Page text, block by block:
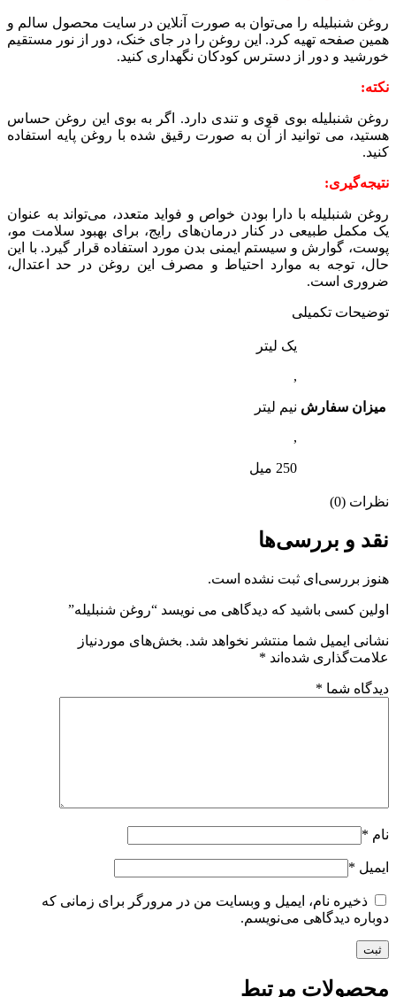
روغن شنبلیله را می‌توان به صورت آنلاین در سایت محصول سالم و
همین صفحه تهیه کرد. این روغن را در جای خنک، دور از نور مستقیم
خورشید و دور از دسترس کودکان نگهداری کنید.
نکته:
روغن شنبلیله بوی قوی و تندی دارد. اگر به بوی این روغن حساس
هستید، می توانید از آن به صورت رقیق شده با روغن پایه استفاده
کنید.
نتیجه‌گیری:
روغن شنبلیله با دارا بودن خواص و فواید متعدد، می‌تواند به عنوان
یک مکمل طبیعی در کنار درمان‌های رایج، برای بهبود سلامت مو،
پوست، گوارش و سیستم ایمنی بدن مورد استفاده قرار گیرد. با این
حال، توجه به موارد احتیاط و مصرف این روغن در حد اعتدال،
ضروری است.
توضیحات تکمیلی
میزان سفارش
یک لیتر
,
نیم لیتر
,
250 میل
نظرات (0)
نقد و بررسی‌ها
هنوز بررسی‌ای ثبت نشده است.
اولین کسی باشید که دیدگاهی می نویسد “روغن شنبلیله”
نشانی ایمیل شما منتشر نخواهد شد. بخش‌های موردنیاز
علامت‌گذاری شده‌اند *
دیدگاه شما *
نام *
ایمیل *
ذخیره نام، ایمیل و وبسایت من در مرورگر برای زمانی که
دوباره دیدگاهی می‌نویسم.
محصولات مرتبط